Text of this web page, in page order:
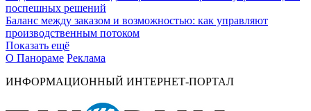
поспешных решений
Баланс между заказом и возможностью: как управляют
производственным потоком
Показать ещё
О Панораме Реклама
ИНФОРМАЦИОННЫЙ ИНТЕРНЕТ-ПОРТАЛ